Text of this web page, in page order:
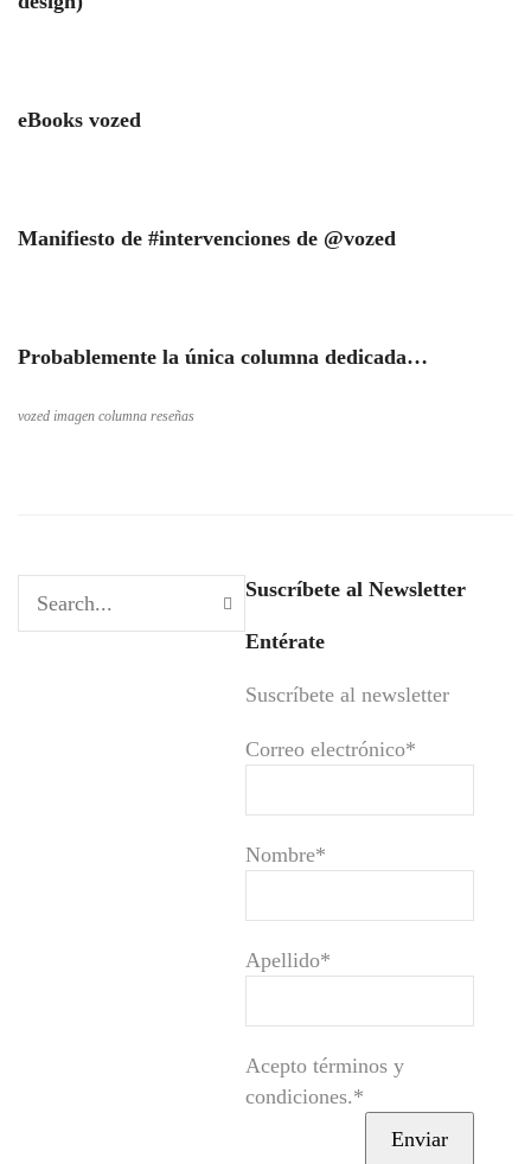
eBooks vozed
Manifiesto de #intervenciones de @vozed
Probablemente la única columna dedicada…
vozed imagen columna reseñas
Suscríbete al Newsletter
Entérate
Suscríbete al newsletter
Correo electrónico*
Nombre*
Apellido*
Acepto términos y
condiciones.*